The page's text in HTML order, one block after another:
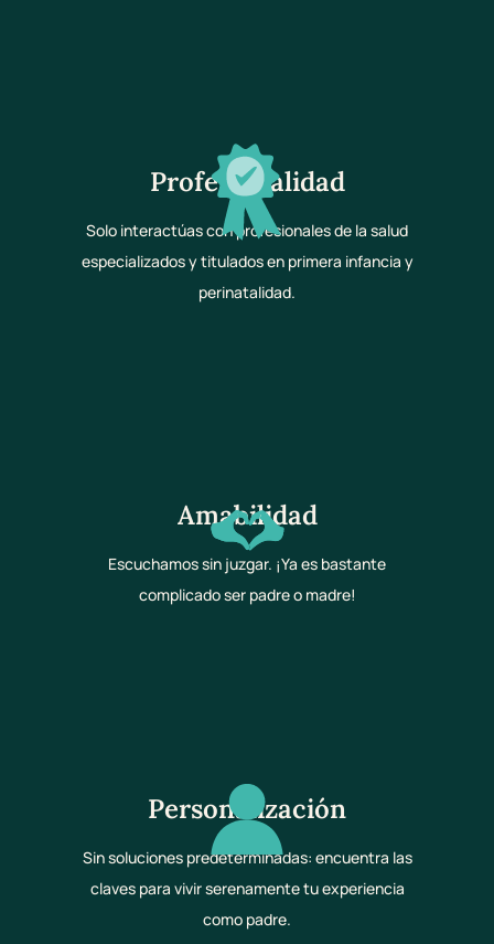
Profesionalidad
Solo interactúas con profesionales de la salud
especializados y titulados en primera infancia y
perinatalidad.
Amabilidad
Escuchamos sin juzgar. ¡Ya es bastante
complicado ser padre o madre!
Personalización
Sin soluciones predeterminadas: encuentra las
claves para vivir serenamente tu experiencia
como padre.